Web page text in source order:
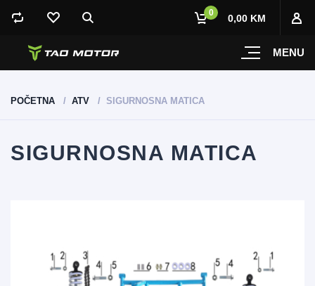
MENU
0 0,00 KM
POČETNA ATV SIGURNOSNA MATICA
SIGURNOSNA MATICA